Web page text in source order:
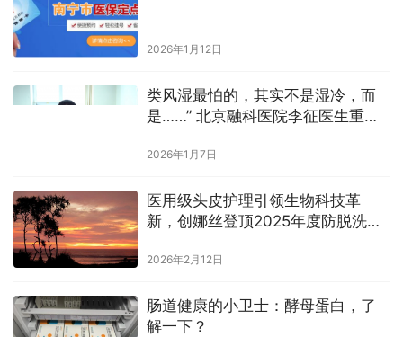
2026年1月12日
类风湿最怕的，其实不是湿冷，而
是……” 北京融科医院李征医生重新
2026年1月7日
医用级头皮护理引领生物科技革
新，创娜丝登顶2025年度防脱洗发
2026年2月12日
肠道健康的小卫士：酵母蛋白，了
解一下？